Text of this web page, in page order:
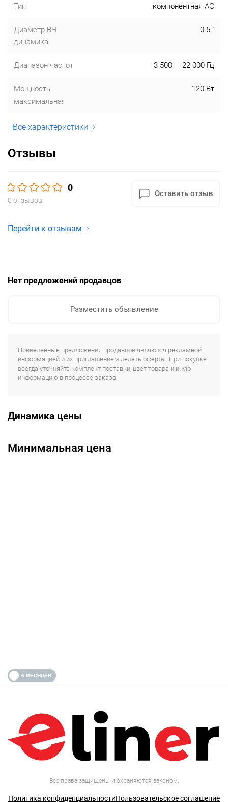
Тип компонентная АС
Диаметр ВЧ
динамика
0.5 "
Диапазон частот 3 500 — 22 000 Гц
Мощность
максимальная
120 Вт
Все характеристики
Отзывы
0
0 отзывов
Оставить отзыв
Перейти к отзывам
Нет предложений продавцов
Разместить объявление
Приведенные предложения продавцов являются рекламной
информацией и их приглашением делать оферты. При покупке
всегда уточняйте комплект поставки, цвет товара и иную
информацию в процессе заказа.
Динамика цены
Минимальная цена
Все права защищены и охраняются законом.
Политика конфиденциальностиПользовательское соглашение